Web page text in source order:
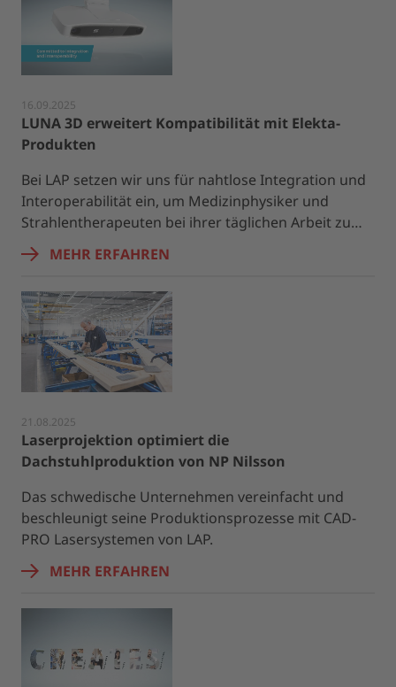
16.09.2025
LUNA 3D erweitert Kompatibilität mit Elekta-
Produkten
Bei LAP setzen wir uns für nahtlose Integration und
Interoperabilität ein, um Medizinphysiker und
Strahlentherapeuten bei ihrer täglichen Arbeit zu…
MEHR ERFAHREN
21.08.2025
Laserprojektion optimiert die
Dachstuhlproduktion von NP Nilsson
Das schwedische Unternehmen vereinfacht und
beschleunigt seine Produktionsprozesse mit CAD-
PRO Lasersystemen von LAP.
MEHR ERFAHREN